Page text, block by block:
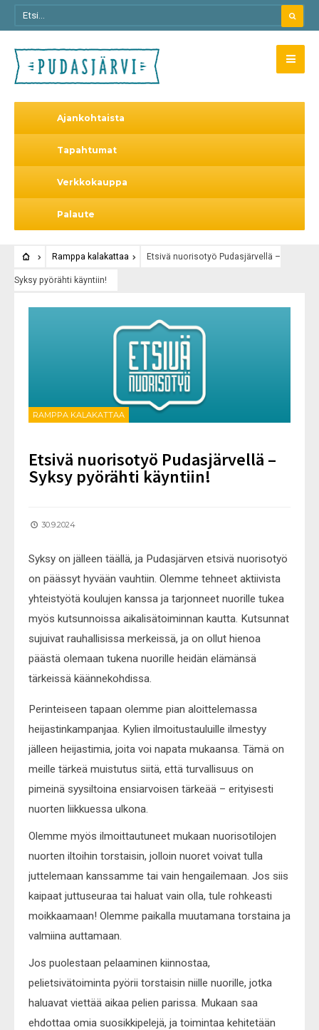
Ajankohtaista
Tapahtumat
Verkkokauppa
Palaute
Ramppa kalakattaa Etsivä nuorisotyö Pudasjärvellä –
Syksy pyörähti käyntiin!
RAMPPA KALAKATTAA
Etsivä nuorisotyö Pudasjärvellä –
Syksy pyörähti käyntiin!
30.9.2024
Syksy on jälleen täällä, ja Pudasjärven etsivä nuorisotyö
on päässyt hyvään vauhtiin. Olemme tehneet aktiivista
yhteistyötä koulujen kanssa ja tarjonneet nuorille tukea
myös kutsunnoissa aikalisätoiminnan kautta. Kutsunnat
sujuivat rauhallisissa merkeissä, ja on ollut hienoa
päästä olemaan tukena nuorille heidän elämänsä
tärkeissä käännekohdissa.
Perinteiseen tapaan olemme pian aloittelemassa
heijastinkampanjaa. Kylien ilmoitustauluille ilmestyy
jälleen heijastimia, joita voi napata mukaansa. Tämä on
meille tärkeä muistutus siitä, että turvallisuus on
pimeinä syysiltoina ensiarvoisen tärkeää – erityisesti
nuorten liikkuessa ulkona.
Olemme myös ilmoittautuneet mukaan nuorisotilojen
nuorten iltoihin torstaisin, jolloin nuoret voivat tulla
juttelemaan kanssamme tai vain hengailemaan. Jos siis
kaipaat juttuseuraa tai haluat vain olla, tule rohkeasti
moikkaamaan! Olemme paikalla muutamana torstaina ja
valmiina auttamaan.
Jos puolestaan pelaaminen kiinnostaa,
pelietsivätoiminta pyörii torstaisin niille nuorille, jotka
haluavat viettää aikaa pelien parissa. Mukaan saa
ehdottaa omia suosikkipelejä, ja toimintaa kehitetään